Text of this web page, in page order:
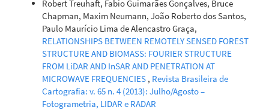
Robert Treuhaft, Fabio Guimarães Gonçalves, Bruce
Chapman, Maxim Neumann, João Roberto dos Santos,
Paulo Maurício Lima de Alencastro Graça,
RELATIONSHIPS BETWEEN REMOTELY SENSED FOREST
STRUCTURE AND BIOMASS: FOURIER STRUCTURE
FROM LiDAR AND InSAR AND PENETRATION AT
MICROWAVE FREQUENCIES , Revista Brasileira de
Cartografia: v. 65 n. 4 (2013): Julho/Agosto –
Fotogrametria, LIDAR e RADAR